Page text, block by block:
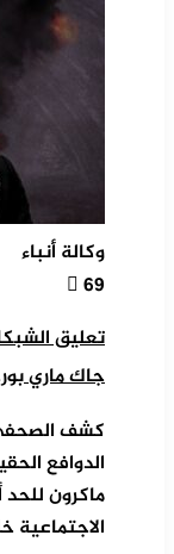
وكالة أنباء
69
تعليق
جاك ماري
كشف الصحفي
الدوافع
ماكرون
الاجتماعية